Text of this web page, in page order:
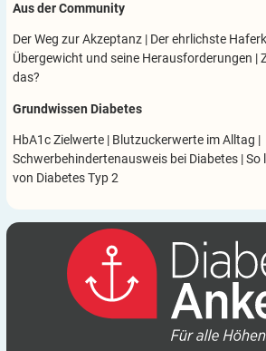
Aus der Community
Der Weg zur Akzeptanz | Der ehrlichste
Übergewicht und seine Herausforderungen |
das?
Grundwissen Diabetes
HbA1c Zielwerte | Blutzuckerwerte im Alltag |
Schwerbehindertenausweis bei Diabetes |So
von Diabetes Typ 2